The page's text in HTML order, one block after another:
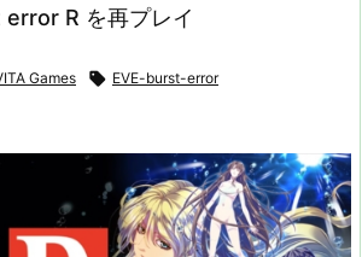
R を再プレイ
Games  EVE-burst-error